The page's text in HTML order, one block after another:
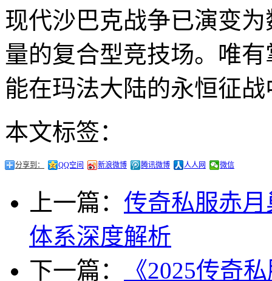
现代沙巴克战争已演变
量的复合型竞技场。唯
能在玛法大陆的永恒征
本文标签：
分享到： QQ空间 新浪微博 腾讯微博 人人网 微信
上一篇： 传奇私服赤
体系深度解析
下一篇：
《2025传奇